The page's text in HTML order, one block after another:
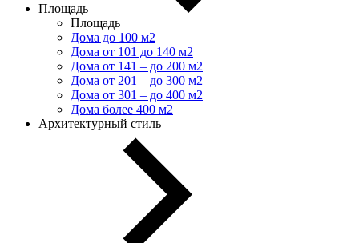
Площадь
Площадь
Дома до 100 м2
Дома от 101 до 140 м2
Дома от 141 – до 200 м2
Дома от 201 – до 300 м2
Дома от 301 – до 400 м2
Дома более 400 м2
Архитектурный стиль